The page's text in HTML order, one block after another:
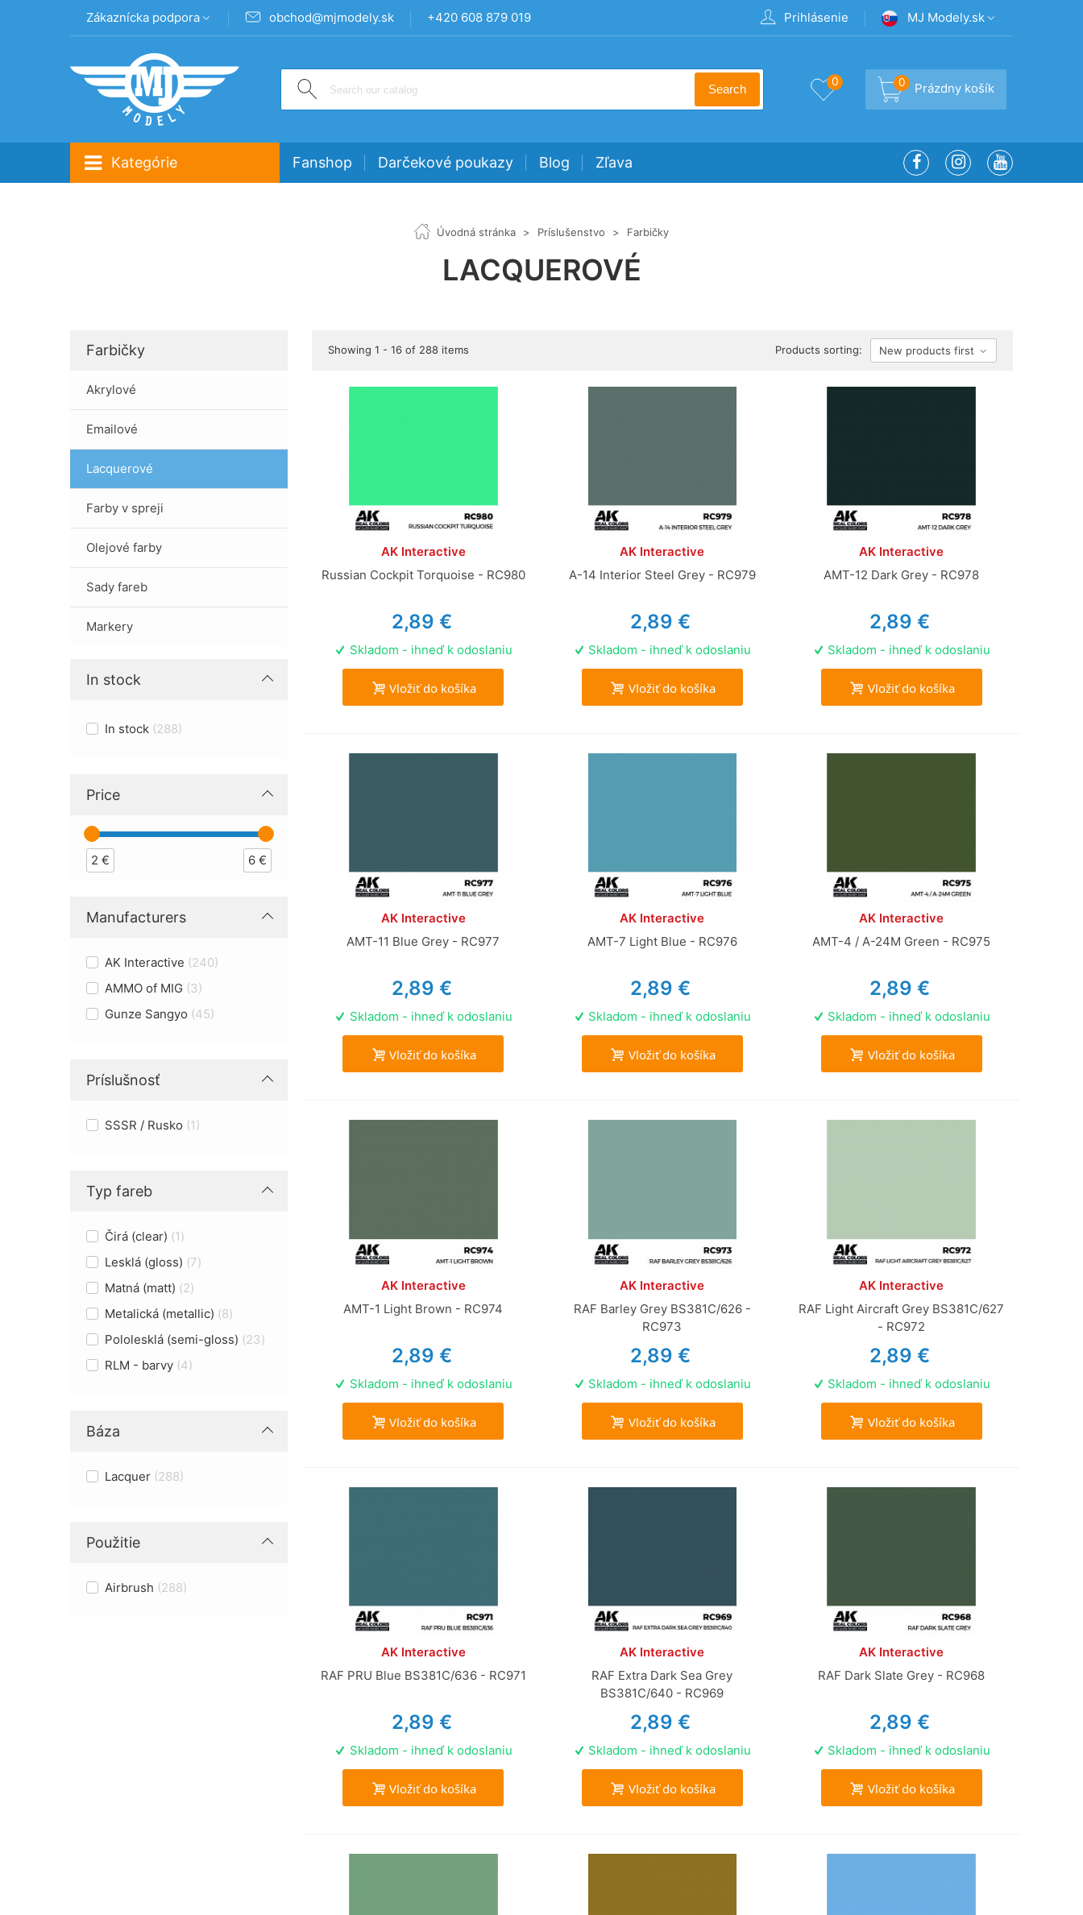
Zákaznícka podpora obchod@mjmodely.sk +420 608 879 019 Prihlásenie MJ Modely.sk
Search
0 0 Prázdny košík
Kategórie Fanshop Darčekové poukazy Blog Zľava
Úvodná stránka > Príslušenstvo > Farbičky
LACQUEROVÉ
Farbičky
Akrylové
Emailové
Lacquerové
Farby v spreji
Olejové farby
Sady fareb
Markery
In stock
In stock 288
Price
2 € 6 €
Manufacturers
AK Interactive 240
AMMO of MIG 3
Gunze Sangyo 45
Príslušnosť
SSSR / Rusko 1
Typ fareb
Čirá (clear) 1
Lesklá (gloss) 7
Matná (matt) 2
Metalická (metallic) 8
Pololesklá (semi-gloss) 23
RLM - barvy 4
Báza
Lacquer 288
Použitie
Airbrush 288
Showing 1 - 16 of 288 items Products sorting: New products first
AK Interactive
Russian Cockpit Torquoise - RC980
2,89 €
Skladom - ihneď k odoslaniu
Vložiť do košíka
AK Interactive
A-14 Interior Steel Grey - RC979
2,89 €
Skladom - ihneď k odoslaniu
Vložiť do košíka
AK Interactive
AMT-12 Dark Grey - RC978
2,89 €
Skladom - ihneď k odoslaniu
Vložiť do košíka
AK Interactive
AMT-11 Blue Grey - RC977
2,89 €
Skladom - ihneď k odoslaniu
Vložiť do košíka
AK Interactive
AMT-7 Light Blue - RC976
2,89 €
Skladom - ihneď k odoslaniu
Vložiť do košíka
AK Interactive
AMT-4 / A-24M Green - RC975
2,89 €
Skladom - ihneď k odoslaniu
Vložiť do košíka
AK Interactive
AMT-1 Light Brown - RC974
2,89 €
Skladom - ihneď k odoslaniu
Vložiť do košíka
AK Interactive
RAF Barley Grey BS381C/626 -
RC973
2,89 €
Skladom - ihneď k odoslaniu
Vložiť do košíka
AK Interactive
RAF Light Aircraft Grey BS381C/627
- RC972
2,89 €
Skladom - ihneď k odoslaniu
Vložiť do košíka
AK Interactive
RAF PRU Blue BS381C/636 - RC971
2,89 €
Skladom - ihneď k odoslaniu
Vložiť do košíka
AK Interactive
RAF Extra Dark Sea Grey
BS381C/640 - RC969
2,89 €
Skladom - ihneď k odoslaniu
Vložiť do košíka
AK Interactive
RAF Dark Slate Grey - RC968
2,89 €
Skladom - ihneď k odoslaniu
Vložiť do košíka